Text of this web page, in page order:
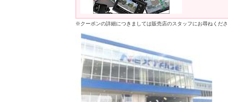
※クーポンの詳細につきましては販売店のスタッフにお尋ねくだ